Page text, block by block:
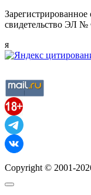
свидетельство ЭЛ №
я
Copyright © 2001-